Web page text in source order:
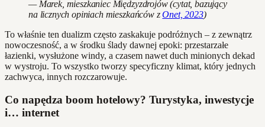
— Marek, mieszkaniec Międzyzdrojów (cytat, bazujący
na licznych opiniach mieszkańców zOnet, 2023)
To właśnie ten dualizm często zaskakuje podróżnych – z zewnątrz
nowoczesność, a w środku ślady dawnej epoki: przestarzałe
łazienki, wysłużone windy, a czasem nawet duch minionych dekad
w wystroju. To wszystko tworzy specyficzny klimat, który jednych
zachwyca, innych rozczarowuje.
Co napędza boom hotelowy? Turystyka, inwestycje
i… internet